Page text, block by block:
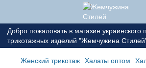
Добро пожаловать в магазин украинского
трикотажных изделий "Жемчужина
Женский трикотаж Халаты оптом